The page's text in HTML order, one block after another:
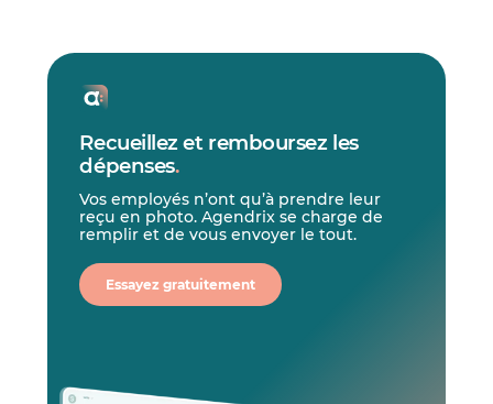
Recueillez et remboursez les
dépenses.
Vos employés n’ont qu’à prendre leur
reçu en photo. Agendrix se charge de
remplir et de vous envoyer le tout.
Essayez gratuitement